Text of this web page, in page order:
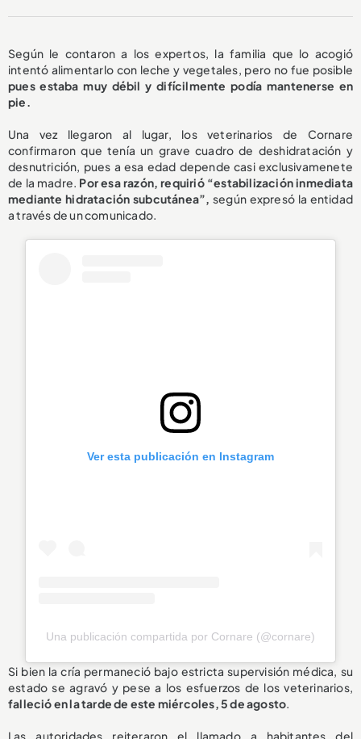
Según le contaron a los expertos, la familia que lo acogió
intentó alimentarlo con leche y vegetales, pero no fue posible
pues estaba muy débil y difícilmente podía mantenerse en
pie.
Una vez llegaron al lugar, los veterinarios de Cornare
confirmaron que tenía un grave cuadro de deshidratación y
desnutrición, pues a esa edad depende casi exclusivamenete
de la madre. Por esa razón, requirió “estabilización inmediata
mediante hidratación subcutánea”, según expresó la entidad
a través de un comunicado.
Ver esta publicación en Instagram
Una publicación compartida por Cornare (@cornare)
Si bien la cría permaneció bajo estricta supervisión médica, su
estado se agravó y pese a los esfuerzos de los veterinarios,
falleció en la tarde de este miércoles, 5 de agosto.
Las autoridades reiteraron el llamado a habitantes del